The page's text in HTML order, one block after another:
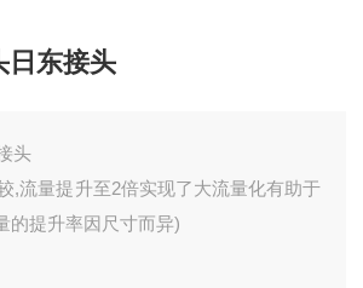
日东接头
头
,流量提升至2倍实现了大流量化有助于
的提升率因尺寸而异)